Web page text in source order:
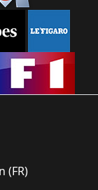
(FR)